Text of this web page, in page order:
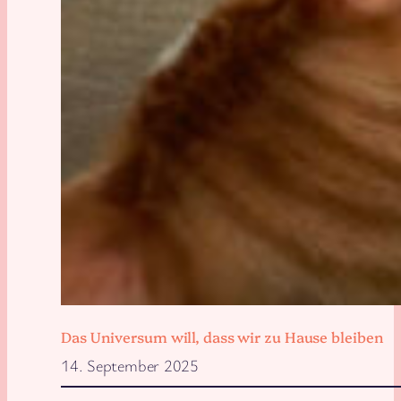
Das Universum will, dass wir zu Hause bleiben
14. September 2025